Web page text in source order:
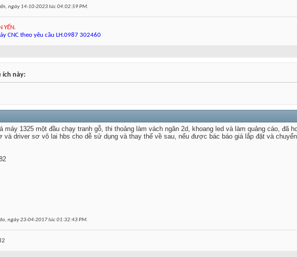
ngày 14-10-2023 lúc04:02:59 PM.
YẾN.
CNC theo yêu cầu LH.0987 302460
ích này:
máy 1325 một đầu chạy tranh gỗ, thi thoảng làm vách ngăn 2d, khoang led và làm quảng cáo, đã
và driver sơ vô lai hbs cho dễ sử dụng và thay thế về sau, nếu được bác báo giá lắp đặt và
ngày 23-04-2017 lúc01:32:43 PM.